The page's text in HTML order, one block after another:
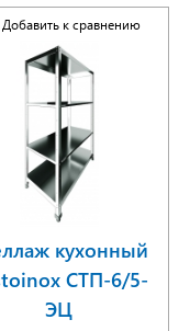
Добавить к сравнению
кухонный
СТП-6/5-
ЭЦ